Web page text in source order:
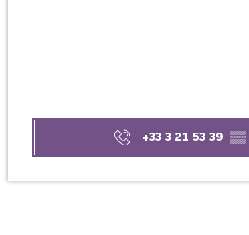
+33 3 21 53 39 ▒▒